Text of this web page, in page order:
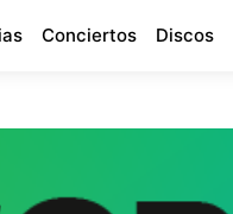
Conciertos Discos